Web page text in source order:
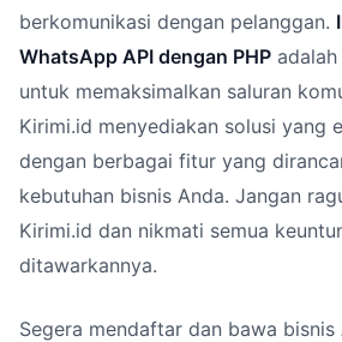
berkomunikasi dengan pelanggan.
WhatsApp API dengan PHP
untuk memaksimalkan saluran
Kirimi.id menyediakan solusi yang
dengan berbagai fitur yang
kebutuhan bisnis Anda. Jangan
Kirimi.id dan nikmati semua
ditawarkannya.
Segera mendaftar dan bawa